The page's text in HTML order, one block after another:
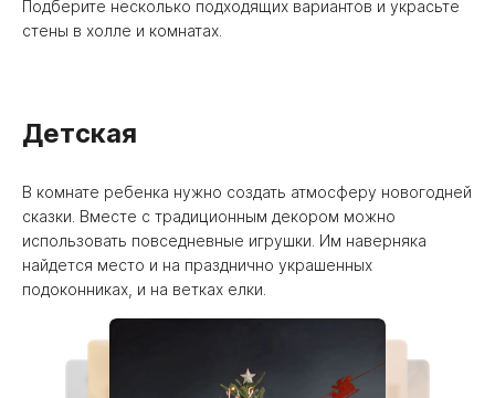
Подберите несколько подходящих вариантов и украсьте
стены в холле и комнатах.
Детская
В комнате ребенка нужно создать атмосферу новогодней
сказки. Вместе с традиционным декором можно
использовать повседневные игрушки. Им наверняка
найдется место и на празднично украшенных
подоконниках, и на ветках елки.